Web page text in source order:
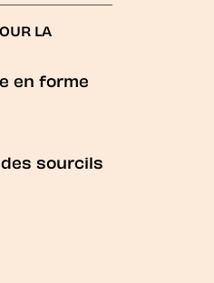
LA
en forme
sourcils